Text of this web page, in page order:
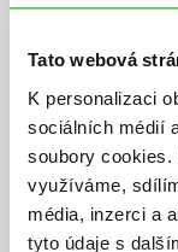
Tato webová
K personalizaci
sociálních médií
soubory cookies.
využíváme,
média, inzerci a
tyto údaje s